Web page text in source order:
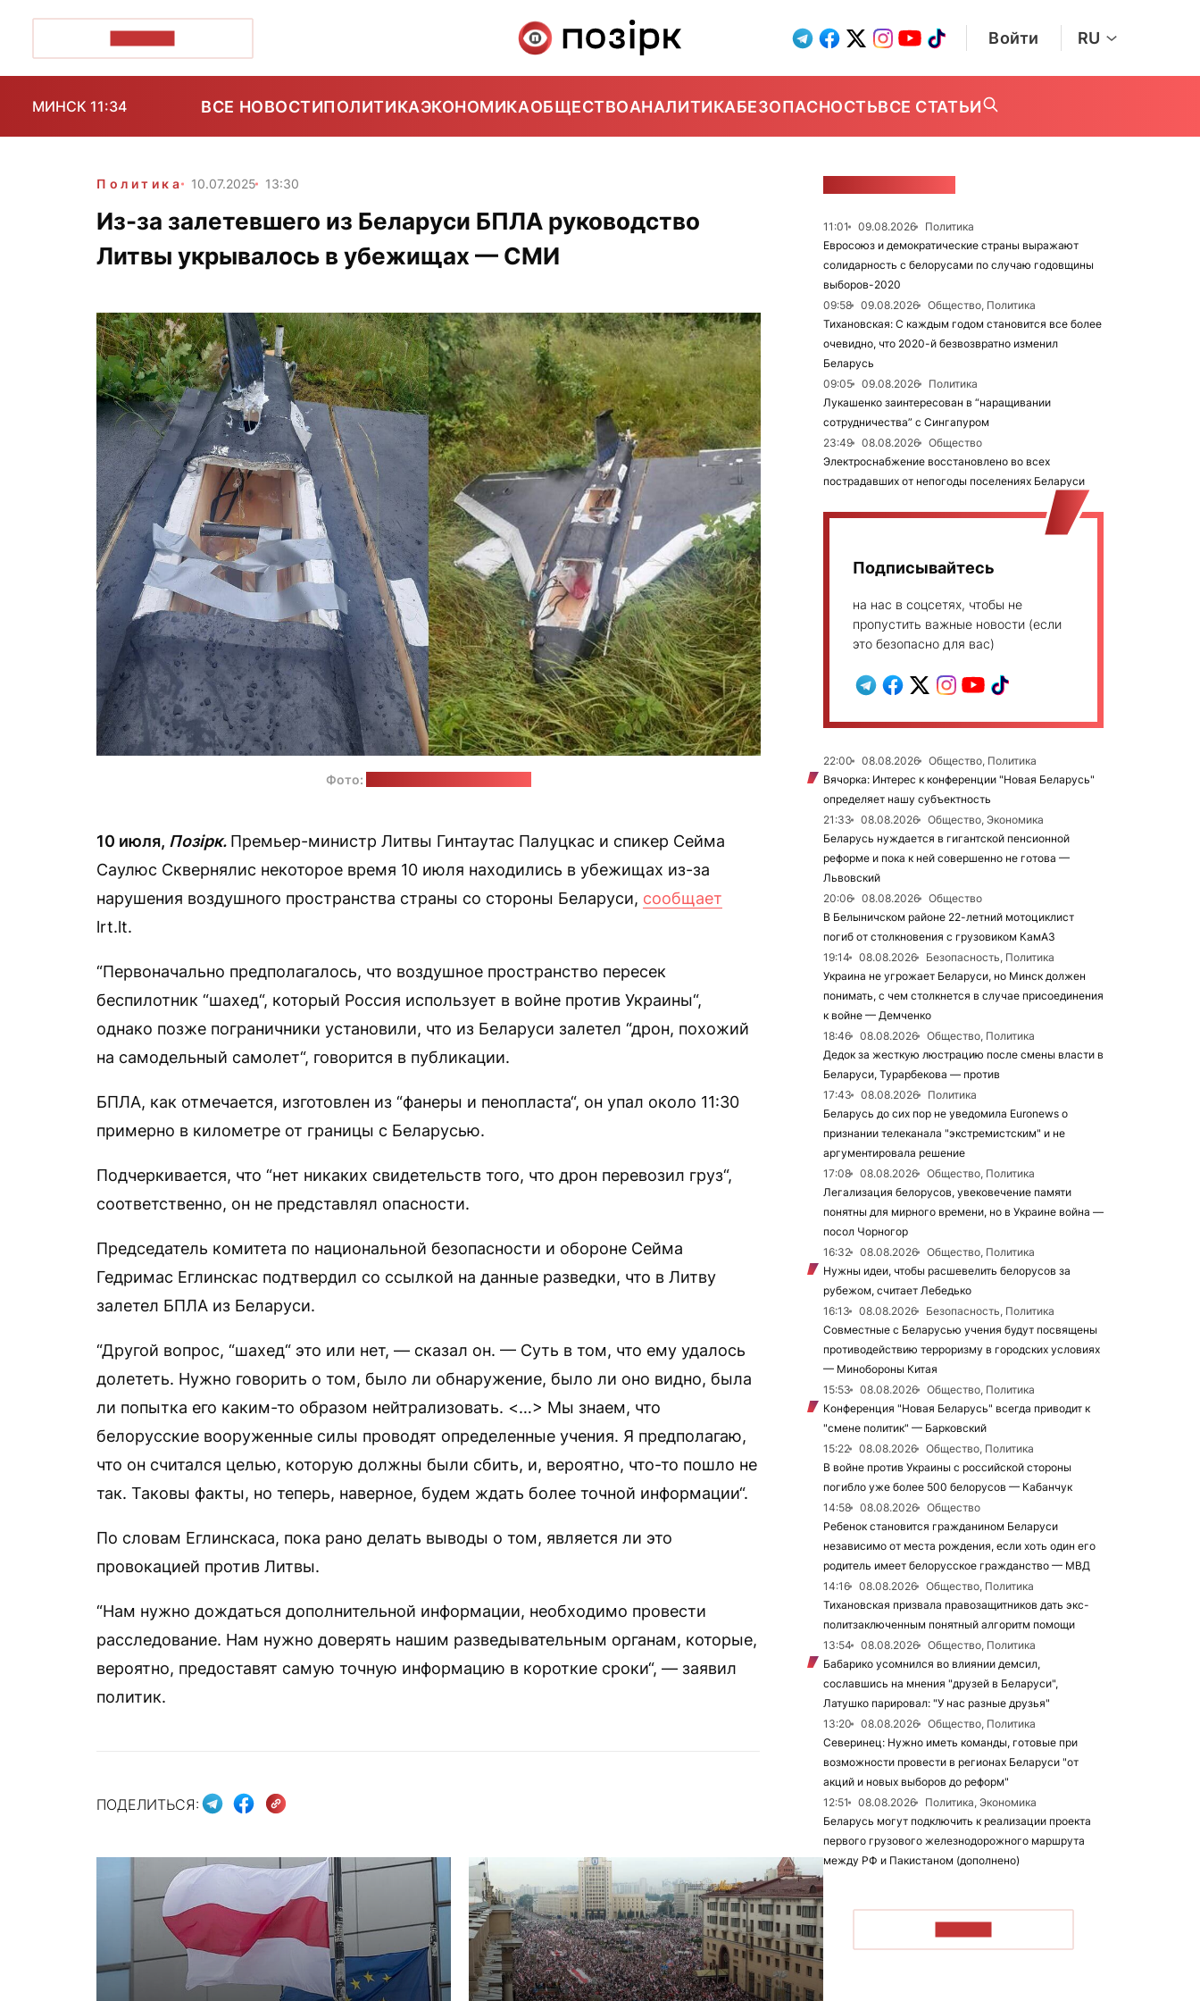
Войти RU
МИНСК 11:34 ВСЕ НОВОСТИПОЛИТИКАЭКОНОМИКАОБЩЕСТВОАНАЛИТИКАБЕЗОПАСНОСТЬВСЕ СТАТЬИ
Политика 10.07.2025 13:30
Из-за залетевшего из Беларуси БПЛА руководство
Литвы укрывалось в убежищах — СМИ
Фото:
10 июля, Позірк. Премьер-министр Литвы Гинтаутас Палуцкас и спикер Сейма
Саулюс Сквернялис некоторое время 10 июля находились в убежищах из-за
нарушения воздушного пространства страны со стороны Беларуси, сообщает
lrt.lt.
“Первоначально предполагалось, что воздушное пространство пересек
беспилотник “шахед“, который Россия использует в войне против Украины“,
однако позже пограничники установили, что из Беларуси залетел “дрон, похожий
на самодельный самолет“, говорится в публикации.
БПЛА, как отмечается, изготовлен из “фанеры и пенопласта“, он упал около 11:30
примерно в километре от границы с Беларусью.
Подчеркивается, что “нет никаких свидетельств того, что дрон перевозил груз“,
соответственно, он не представлял опасности.
Председатель комитета по национальной безопасности и обороне Сейма
Гедримас Еглинскас подтвердил со ссылкой на данные разведки, что в Литву
залетел БПЛА из Беларуси.
“Другой вопрос, “шахед“ это или нет, — сказал он. — Суть в том, что ему удалось
долететь. Нужно говорить о том, было ли обнаружение, было ли оно видно, была
ли попытка его каким-то образом нейтрализовать. <…> Мы знаем, что
белорусские вооруженные силы проводят определенные учения. Я предполагаю,
что он считался целью, которую должны были сбить, и, вероятно, что-то пошло не
так. Таковы факты, но теперь, наверное, будем ждать более точной информации“.
По словам Еглинскаса, пока рано делать выводы о том, является ли это
провокацией против Литвы.
“Нам нужно дождаться дополнительной информации, необходимо провести
расследование. Нам нужно доверять нашим разведывательным органам, которые,
вероятно, предоставят самую точную информацию в короткие сроки“, — заявил
политик.
ПОДЕЛИТЬСЯ:
11:01 09.08.2026
Политика
Евросоюз и демократические страны выражают
солидарность с белорусами по случаю годовщины
выборов-2020
09:58
09.08.2026
Общество, Политика
Тихановская: С каждым годом становится все более
очевидно, что 2020-й безвозвратно изменил
Беларусь
09:05
09.08.2026
Политика
Лукашенко заинтересован в “наращивании
сотрудничества” с Сингапуром
23:49
08.08.2026
Общество
Электроснабжение восстановлено во всех
пострадавших от непогоды поселениях Беларуси
Подписывайтесь
на нас в соцсетях, чтобы не
пропустить важные новости (если
это безопасно для вас)
22:00 08.08.2026
Общество, Политика
Вячорка: Интерес к конференции "Новая Беларусь"
определяет нашу субъектность
21:33
08.08.2026
Общество, Экономика
Беларусь нуждается в гигантской пенсионной
реформе и пока к ней совершенно не готова —
Львовский
20:06
08.08.2026
Общество
В Белыничском районе 22-летний мотоциклист
погиб от столкновения с грузовиком КамАЗ
19:14
08.08.2026
Безопасность, Политика
Украина не угрожает Беларуси, но Минск должен
понимать, с чем столкнется в случае присоединения
к войне — Демченко
18:46
08.08.2026
Общество, Политика
Дедок за жесткую люстрацию после смены власти в
Беларуси, Турарбекова — против
17:43
08.08.2026
Политика
Беларусь до сих пор не уведомила Euronews о
признании телеканала "экстремистским" и не
аргументировала решение
17:08
08.08.2026
Общество, Политика
Легализация белорусов, увековечение памяти
понятны для мирного времени, но в Украине война —
посол Чорногор
16:32
08.08.2026
Общество, Политика
Нужны идеи, чтобы расшевелить белорусов за
рубежом, считает Лебедько
16:13
08.08.2026
Безопасность, Политика
Совместные с Беларусью учения будут посвящены
противодействию терроризму в городских условиях
— Минобороны Китая
15:53
08.08.2026
Общество, Политика
Конференция "Новая Беларусь" всегда приводит к
"смене политик" — Барковский
15:22
08.08.2026
Общество, Политика
В войне против Украины с российской стороны
погибло уже более 500 белорусов — Кабанчук
14:58
08.08.2026
Общество
Ребенок становится гражданином Беларуси
независимо от места рождения, если хоть один его
родитель имеет белорусское гражданство — МВД
14:16
08.08.2026
Общество, Политика
Тихановская призвала правозащитников дать экс-
политзаключенным понятный алгоритм помощи
13:54
08.08.2026
Общество, Политика
Бабарико усомнился во влиянии демсил,
сославшись на мнения "друзей в Беларуси",
Латушко парировал: "У нас разные друзья"
13:20
08.08.2026
Общество, Политика
Северинец: Нужно иметь команды, готовые при
возможности провести в регионах Беларуси "от
акций и новых выборов до реформ"
12:51
08.08.2026
Политика, Экономика
Беларусь могут подключить к реализации проекта
первого грузового железнодорожного маршрута
между РФ и Пакистаном (дополнено)